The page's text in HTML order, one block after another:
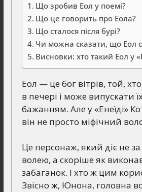
Що зробив Еол у поемі?
Що це говорить про Еола?
Що сталося після бурі?
Чи можна сказати, що Еол
Висновки: хто такий Еол у
Еол — це бог вітрів, той,
в печері і може випускати
бажанням. Але у «Енеїді»
він не просто міфічний
Це персонаж, який діє не
волею, а скоріше як
забаганок. І хто ж цим
Звісно ж, Юнона, головна